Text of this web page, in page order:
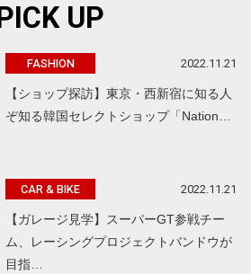
PICK UP
FASHION 2022.11.21
【ショップ探訪】東京・西新宿に知る人
ぞ知る韓国セレクトショップ「Nation…
CAR & BIKE 2022.11.21
【ガレージ見学】スーパーGT参戦チー
ム、レーシングプロジェクトバンドウが
目指…